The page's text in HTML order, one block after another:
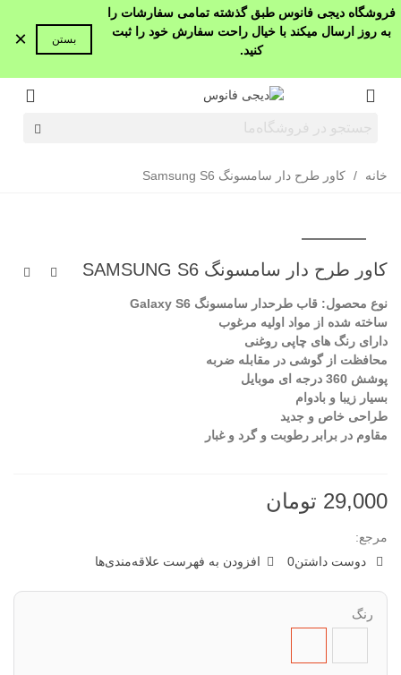
فروشگاه دیجی فانوس طبق گذشته تمامی سفارشات را
به روز ارسال میکند با خیال راحت سفارش خود را ثبت
کنید.
بستن ×
خانه / کاور طرح دار سامسونگ Samsung S6
کاور طرح دار سامسونگ SAMSUNG S6
نوع محصول: قاب طرحدار سامسونگ Galaxy S6
ساخته شده از مواد اولیه مرغوب
دارای رنگ های چاپی روغنی
محافظت از گوشی در مقابله ضربه
پوشش 360 درجه ای موبایل
بسیار زیبا و بادوام
طراحی خاص و جدید
مقاوم در برابر رطوبت و گرد و غبار
29,000 تومان
مرجع:
دوست داشتن0 افزودن به فهرست علاقه‌مندی‌ها
رنگ